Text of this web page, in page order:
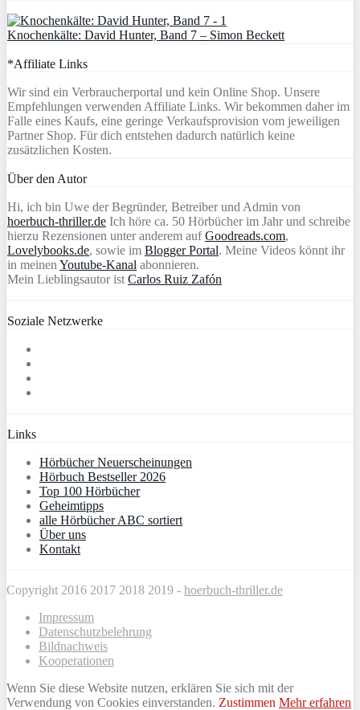
Knochenkälte: David Hunter, Band 7 – Simon Beckett
*Affiliate Links
Wir sind ein Verbraucherportal und kein Online Shop. Unsere
Empfehlungen verwenden Affiliate Links. Wir bekommen daher im
Falle eines Kaufs, eine geringe Verkaufsprovision vom jeweiligen
Partner Shop. Für dich entstehen dadurch natürlich keine
zusätzlichen Kosten.
Über den Autor
Hi, ich bin Uwe der Begründer, Betreiber und Admin von
hoerbuch-thriller.de Ich höre ca. 50 Hörbücher im Jahr und schreibe
hierzu Rezensionen unter anderem aufGoodreads.com,
Lovelybooks.de, sowie im Blogger Portal. Meine Videos könnt ihr
in meinen Youtube-Kanal abonnieren.
Mein Lieblingsautor ist Carlos Ruiz Zafón
Soziale Netzwerke
Links
Hörbücher Neuerscheinungen
Hörbuch Bestseller 2026
Top 100 Hörbücher
Geheimtipps
alle Hörbücher ABC sortiert
Über uns
Kontakt
Copyright 2016 2017 2018 2019 - hoerbuch-thriller.de
Impressum
Datenschutzbelehrung
Bildnachweis
Kooperationen
Wenn Sie diese Website nutzen, erklären Sie sich mit der
Verwendung von Cookies einverstanden. Zustimmen Mehr erfahren